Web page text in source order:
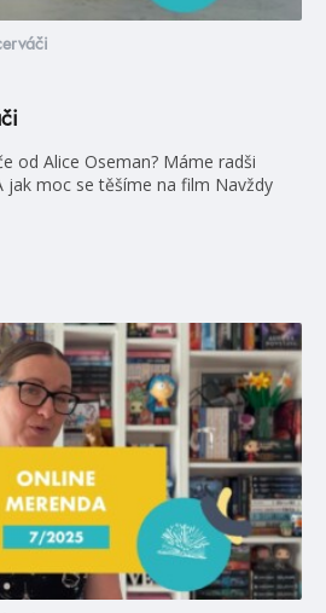
od Alice Oseman? Máme radši
jak moc se těšíme na film Navždy